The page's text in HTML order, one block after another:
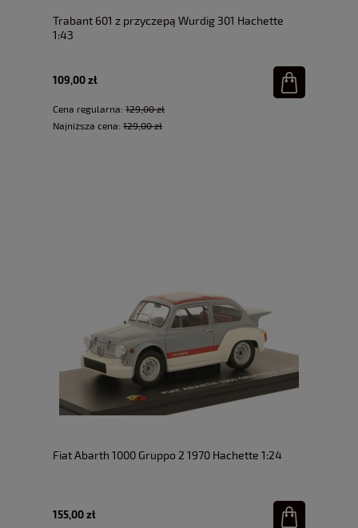
Trabant 601 z przyczepą Wurdig 301 Hachette
1:43
109,00 zł
Cena regularna: 129,00 zł
Najniższa cena: 129,00 zł
Fiat Abarth 1000 Gruppo 2 1970 Hachette 1:24
155,00 zł